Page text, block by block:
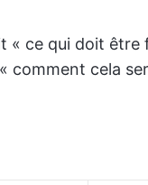
« ce qui doit
comment cela